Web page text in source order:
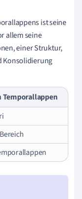
ist seine
allem seine
einer Struktur,
Konsolidierung
Temporallappen